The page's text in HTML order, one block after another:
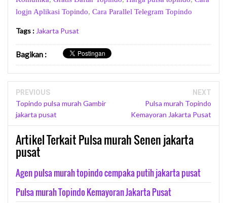
logjn Aplikasi Topindo, Cara Parallel Telegram Topindo
Tags : Jakarta Pusat
Bagikan :
PREVIOUS
Topindo pulsa murah Gambir
jakarta pusat
NEXT
Pulsa murah Topindo
Kemayoran Jakarta Pusat
Artikel Terkait Pulsa murah Senen jakarta
pusat
Agen pulsa murah topindo cempaka putih jakarta pusat
Pulsa murah Topindo Kemayoran Jakarta Pusat